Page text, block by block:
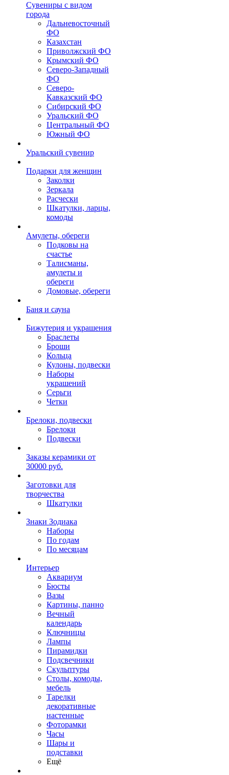
Сувениры с видом
города
Дальневосточный
ФО
Казахстан
Приволжский ФО
Крымский ФО
Северо-Западный
ФО
Северо-
Кавказский ФО
Сибирский ФО
Уральский ФО
Центральный ФО
Южный ФО
Уральский сувенир
Подарки для женщин
Заколки
Зеркала
Расчески
Шкатулки, ларцы,
комоды
Амулеты, обереги
Подковы на
счастье
Талисманы,
амулеты и
обереги
Домовые, обереги
Баня и сауна
Бижутерия и украшения
Браслеты
Броши
Кольца
Кулоны, подвески
Наборы
украшений
Серьги
Четки
Брелоки, подвески
Брелоки
Подвески
Заказы керамики от
30000 руб.
Заготовки для
творчества
Шкатулки
Знаки Зодиака
Наборы
По годам
По месяцам
Интерьер
Аквариум
Бюсты
Вазы
Картины, панно
Вечный
календарь
Ключницы
Лампы
Пирамидки
Подсвечники
Скульптуры
Столы, комоды,
мебель
Тарелки
декоративные
настенные
Фоторамки
Часы
Шары и
подставки
Ещё